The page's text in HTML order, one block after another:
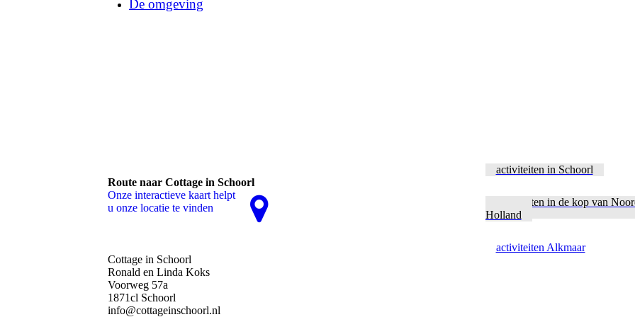
De omgeving
Route naar Cottage in Schoorl
Onze interactieve kaart helpt
u onze locatie te vinden
Cottage in Schoorl
Ronald en Linda Koks
Voorweg 57a
1871cl Schoorl
info@cottageinschoorl.nl
activiteiten in Schoorl
activiteiten in de kop van
Holland
activiteiten Alkmaar